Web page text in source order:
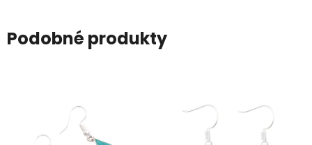
Podobné produkty